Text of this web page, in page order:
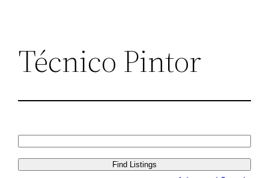
Técnico Pintor
Search
for: